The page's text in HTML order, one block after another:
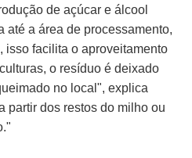
de açúcar e álcool
até a área de processamento,
isso facilita o aproveitamento
o resíduo é deixado
no local", explica
partir dos restos do milho ou